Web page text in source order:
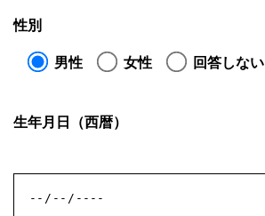
性別
男性
女性 回答しない
生年月日（西暦）